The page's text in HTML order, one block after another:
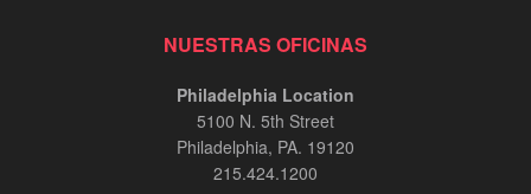
NUESTRAS OFICINAS
Philadelphia Location
5100 N. 5th Street
Philadelphia, PA. 19120
215.424.1200